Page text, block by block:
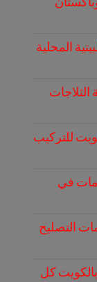
المحلية
للتركيب
في
التصليح
كل